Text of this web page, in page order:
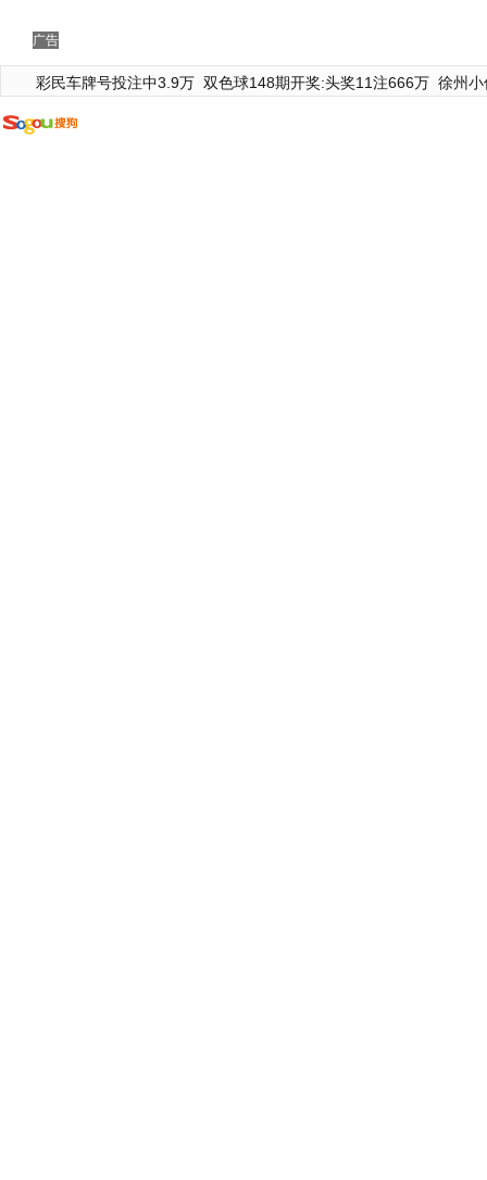
广告
彩民车牌号投注中3.9万 双色球148期开奖:头奖11注666万 徐州